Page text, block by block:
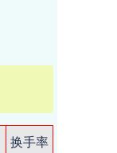
换手率